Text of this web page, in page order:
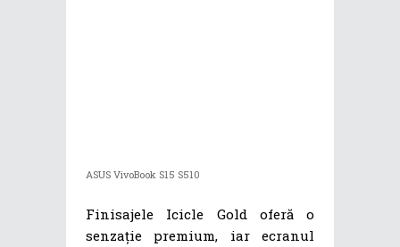
ASUS VivoBook S15 S510
Finisajele Icicle Gold oferă o
senzație premium, iar ecranul